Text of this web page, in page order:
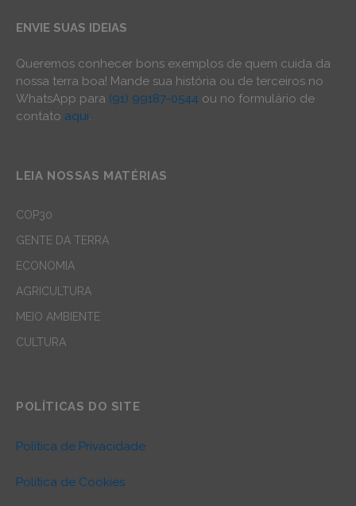
ENVIE SUAS IDEIAS
Queremos conhecer bons exemplos de quem cuida da
nossa terra boa! Mande sua história ou de terceiros no
WhatsApp para (91) 99187-0544 ou no formulário de
contato aqui.
LEIA NOSSAS MATÉRIAS
COP30
GENTE DA TERRA
ECONOMIA
AGRICULTURA
MEIO AMBIENTE
CULTURA
POLÍTICAS DO SITE
Política de Privacidade
Política de Cookies